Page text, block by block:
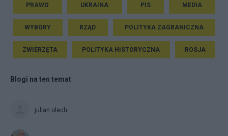
PRAWO UKRAINA PIS MEDIA
WYBORY RZĄD POLITYKA ZAGRANICZNA
ZWIERZĘTA POLITYKA HISTORYCZNA ROSJA
Blogi na ten temat
julian olech